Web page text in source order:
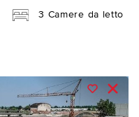
3 Camere da letto